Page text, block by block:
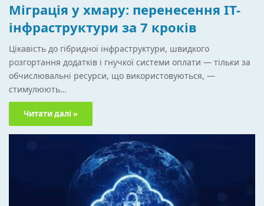
Міграція у хмару: перенесення IT-
інфраструктури за 7 кроків
Цікавість до гібридної інфраструктури, швидкого
розгортання додатків і гнучкої системи оплати — тільки за
обчислювальні ресурси, що використовуються, —
стимулюють…
Читати далі »